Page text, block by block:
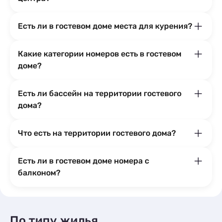
Есть ли в гостевом доме места для курения?
Какие категории номеров есть в гостевом
доме?
Есть ли бассейн на территории гостевого
дома?
Что есть на территории гостевого дома?
Есть ли в гостевом доме номера с
балконом?